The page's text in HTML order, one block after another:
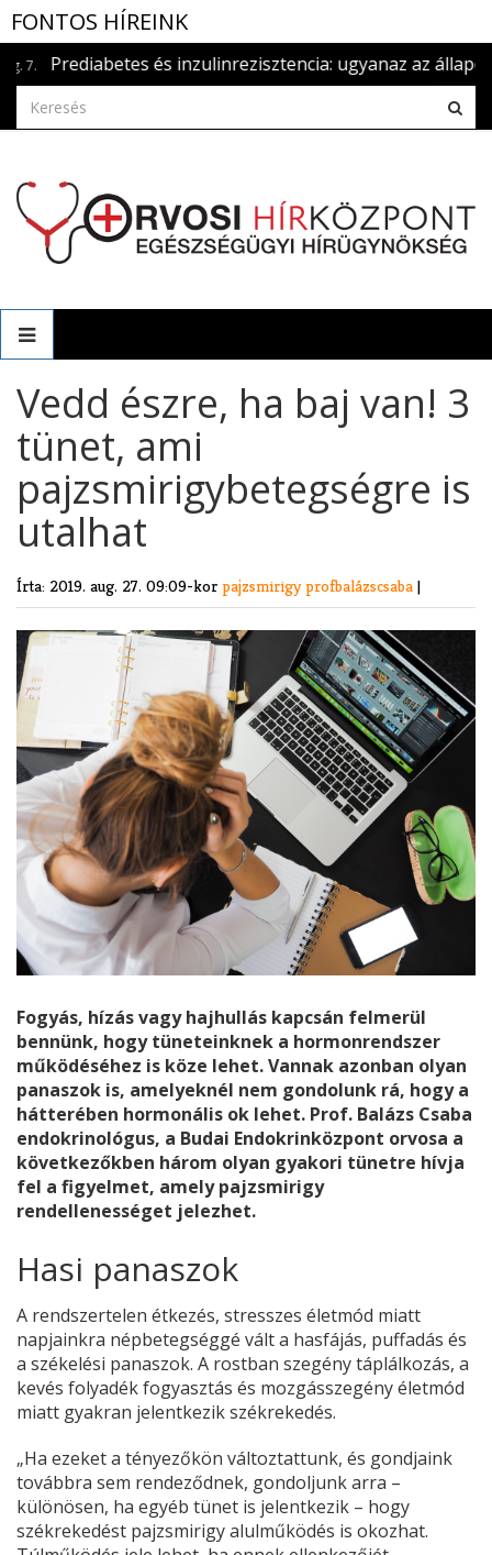
FONTOS HÍREINK
Prediabetes és inzulinrezisztencia: ugyanaz az állapot?
Vedd észre, ha baj van! 3
tünet, ami
pajzsmirigybetegségre is
utalhat
Írta: 2019. aug. 27. 09:09-kor pajzsmirigy profbalázscsaba |
Fogyás, hízás vagy hajhullás kapcsán felmerül
bennünk, hogy tüneteinknek a hormonrendszer
működéséhez is köze lehet. Vannak azonban olyan
panaszok is, amelyeknél nem gondolunk rá, hogy a
hátterében hormonális ok lehet. Prof. Balázs Csaba
endokrinológus, a Budai Endokrinközpont orvosa a
következőkben három olyan gyakori tünetre hívja
fel a figyelmet, amely pajzsmirigy
rendellenességet jelezhet.
Hasi panaszok
A rendszertelen étkezés, stresszes életmód miatt
napjainkra népbetegséggé vált a hasfájás, puffadás és
a székelési panaszok. A rostban szegény táplálkozás, a
kevés folyadék fogyasztás és mozgásszegény életmód
miatt gyakran jelentkezik székrekedés.
„Ha ezeket a tényezőkön változtattunk, és gondjaink
továbbra sem rendeződnek, gondoljunk arra –
különösen, ha egyéb tünet is jelentkezik – hogy
székrekedést pajzsmirigy alulműködés is okozhat.